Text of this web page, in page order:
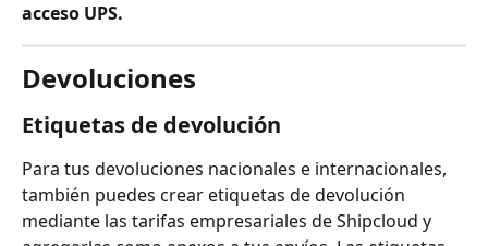
acceso UPS.
Devoluciones
Etiquetas de devolución
Para tus devoluciones nacionales e internacionales,
también puedes crear etiquetas de devolución
mediante las tarifas empresariales de Shipcloud y